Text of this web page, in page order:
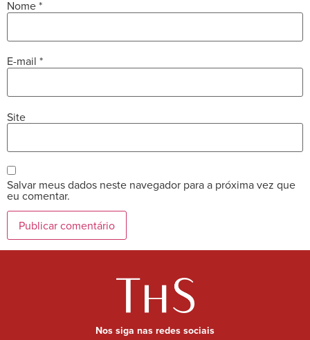
Nome*
E-mail *
Site
Salvar meus dados neste navegador para a próxima vez que
eu comentar.
Nos siga nas redes sociais